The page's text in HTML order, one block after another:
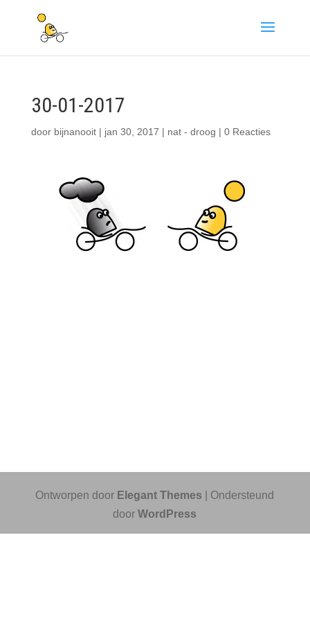
30-01-2017
door bijnanooit| jan 30, 2017 | nat - droog | 0 Reacties
Ontworpen door Elegant Themes | Ondersteund
doorWordPress